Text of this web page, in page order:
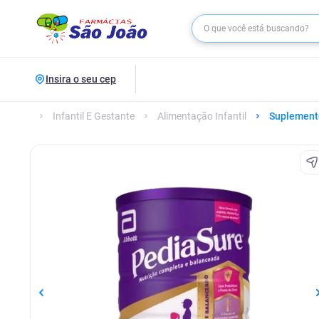
Insira o seu cep
Infantil E Gestante Alimentação Infantil